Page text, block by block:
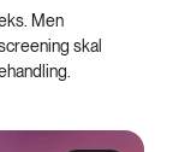
Men
skal